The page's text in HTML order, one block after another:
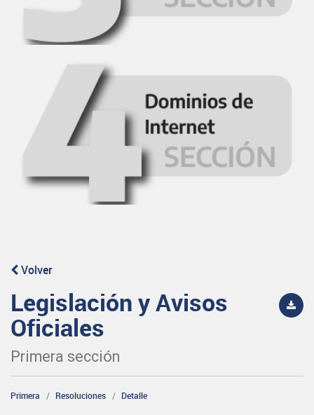
Volver
Legislación y Avisos
Oficiales
Primera sección
Primera Resoluciones Detalle